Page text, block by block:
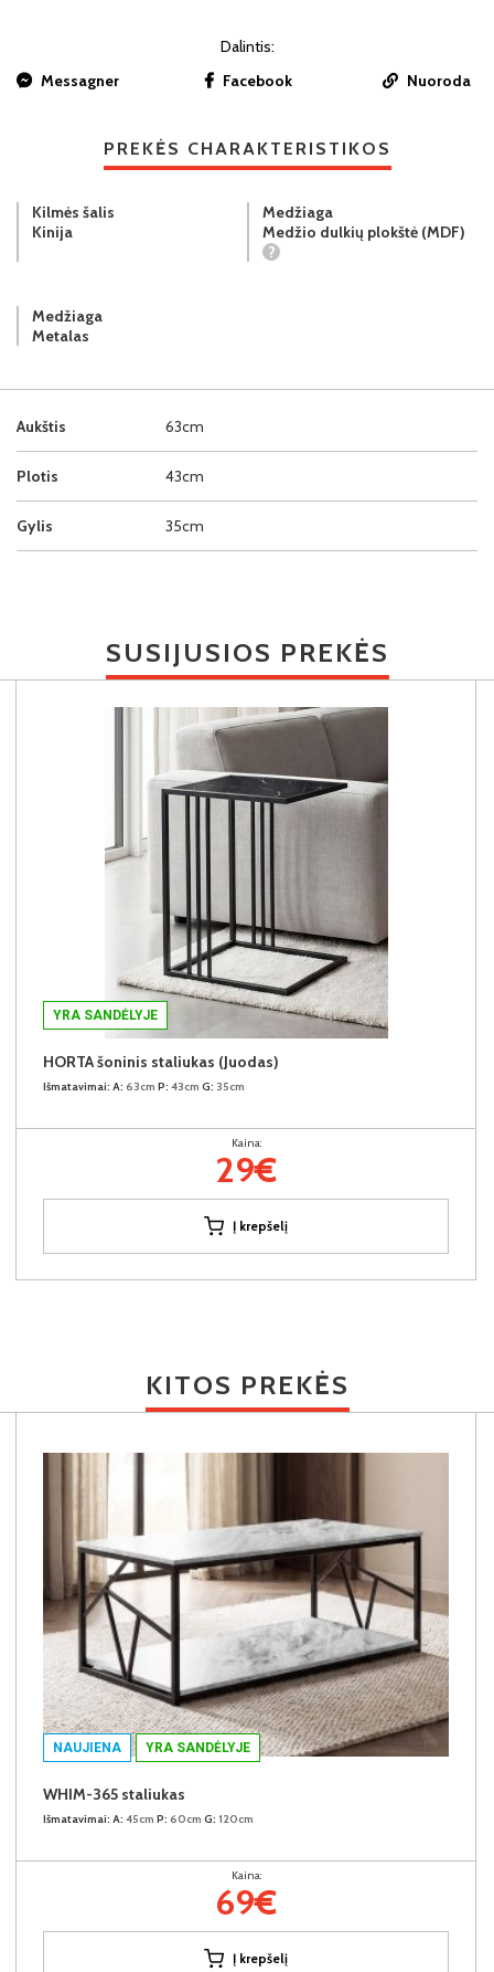
Dalintis:
Messagner
Facebook Nuoroda
PREKĖS CHARAKTERISTIKOS
Aukštis 63cm
Plotis 43cm
Gylis 35cm
Kilmės šalis
Kinija
Medžiaga
Medžio dulkių plokštė (MDF)
?
Medžiaga
Metalas
SUSIJUSIOS PREKĖS
YRA SANDĖLYJE
HORTA šoninis staliukas (Juodas)
Išmatavimai: A: 63cm P: 43cm G: 35cm
Kaina:
29€
Į krepšelį
KITOS PREKĖS
NAUJIENA YRA SANDĖLYJE
WHIM-365 staliukas
Išmatavimai: A: 45cm P: 60cm G: 120cm
Kaina:
69€
Į krepšelį